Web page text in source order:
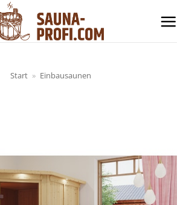
Start » Einbausaunen